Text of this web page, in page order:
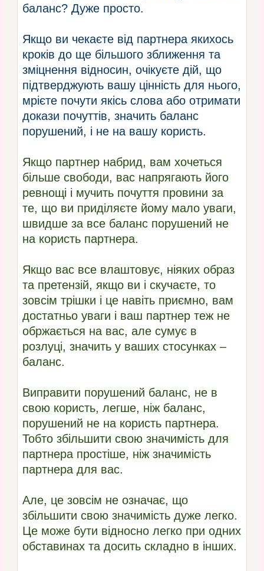
баланс? Дуже просто.
Якщо ви чекаєте від партнера якихось
кроків до ще більшого зближення та
зміцнення відносин, очікуєте дій, що
підтверджують вашу цінність для нього,
мрієте почути якісь слова або отримати
докази почуттів, значить баланс
порушений, і не на вашу користь.
Якщо партнер набрид, вам хочеться
більше свободи, вас напрягають його
ревнощі і мучить почуття провини за
те, що ви приділяєте йому мало уваги,
швидше за все баланс порушений не
на користь партнера.
Якщо вас все влаштовує, ніяких образ
та претензій, якщо ви і скучаєте, то
зовсім трішки і це навіть приємно, вам
достатньо уваги і ваш партнер теж не
обржається на вас, але сумує в
розлуці, значить у ваших стосунках –
баланс.
Виправити порушений баланс, не в
свою користь, легше, ніж баланс,
порушений не на користь партнера.
Тобто збільшити свою значимість для
партнера простіше, ніж значимість
партнера для вас.
Але, це зовсім не означає, що
збільшити свою значимість дуже легко.
Це може бути відносно легко при одних
обставинах та досить складно в інших.